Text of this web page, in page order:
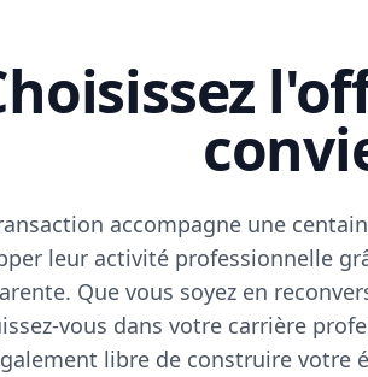
accompagne une
leur activité professionnelle
Que vous soyez en
vous dans votre carrière
libre de construire votre